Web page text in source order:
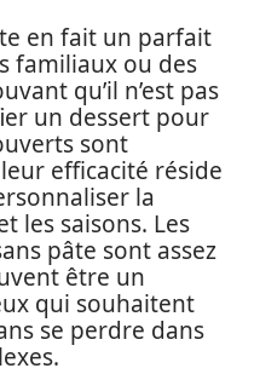
en fait un parfait
familiaux ou des
qu’il n’est pas
un dessert pour
sont
efficacité réside
la
les saisons. Les
pâte sont assez
être un
qui souhaitent
se perdre dans